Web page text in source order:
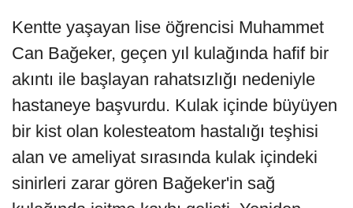
Kentte yaşayan lise öğrencisi Muhammet
Can Bağeker, geçen yıl kulağında hafif bir
akıntı ile başlayan rahatsızlığı nedeniyle
hastaneye başvurdu. Kulak içinde büyüyen
bir kist olan kolesteatom hastalığı teşhisi
alan ve ameliyat sırasında kulak içindeki
sinirleri zarar gören Bağeker'in sağ